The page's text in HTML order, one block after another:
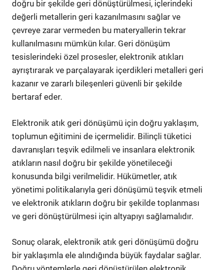
doğru bir şekilde geri dönüştürülmesi, içlerindeki
değerli metallerin geri kazanılmasını sağlar ve
çevreye zarar vermeden bu materyallerin tekrar
kullanılmasını mümkün kılar. Geri dönüşüm
tesislerindeki özel prosesler, elektronik atıkları
ayrıştırarak ve parçalayarak içerdikleri metalleri geri
kazanır ve zararlı bileşenleri güvenli bir şekilde
bertaraf eder.
Elektronik atık geri dönüşümü için doğru yaklaşım,
toplumun eğitimini de içermelidir. Bilinçli tüketici
davranışları teşvik edilmeli ve insanlara elektronik
atıkların nasıl doğru bir şekilde yönetileceği
konusunda bilgi verilmelidir. Hükümetler, atık
yönetimi politikalarıyla geri dönüşümü teşvik etmeli
ve elektronik atıkların doğru bir şekilde toplanması
ve geri dönüştürülmesi için altyapıyı sağlamalıdır.
Sonuç olarak, elektronik atık geri dönüşümü doğru
bir yaklaşımla ele alındığında büyük faydalar sağlar.